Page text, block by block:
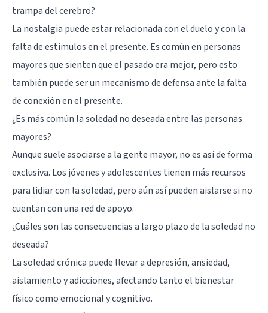
trampa del cerebro?
La nostalgia puede estar relacionada con el duelo y con la
falta de estímulos en el presente. Es común en personas
mayores que sienten que el pasado era mejor, pero esto
también puede ser un mecanismo de defensa ante la falta
de conexión en el presente.
¿Es más común la soledad no deseada entre las personas
mayores?
Aunque suele asociarse a la gente mayor, no es así de forma
exclusiva. Los jóvenes y adolescentes tienen más recursos
para lidiar con la soledad, pero aún así pueden aislarse si no
cuentan con una red de apoyo.
¿Cuáles son las consecuencias a largo plazo de la soledad no
deseada?
La soledad crónica puede llevar a depresión, ansiedad,
aislamiento y adicciones, afectando tanto el bienestar
físico como emocional y cognitivo.